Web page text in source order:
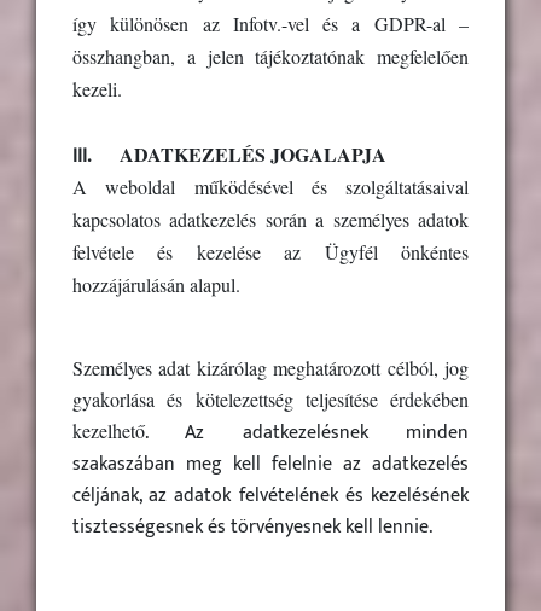
így különösen az Infotv.-vel és a GDPR-al –
összhangban, a jelen tájékoztatónak megfelelően
kezeli.
III. ADATKEZELÉS JOGALAPJA
A weboldal működésével és szolgáltatásaival
kapcsolatos adatkezelés során a személyes adatok
felvétele és kezelése az Ügyfél önkéntes
hozzájárulásán alapul.
Személyes adat kizárólag meghatározott célból, jog
gyakorlása és kötelezettség teljesítése érdekében
kezelhető. Az adatkezelésnek minden
szakaszában meg kell felelnie az adatkezelés
céljának, az adatok felvételének és kezelésének
tisztességesnek és törvényesnek kell lennie.